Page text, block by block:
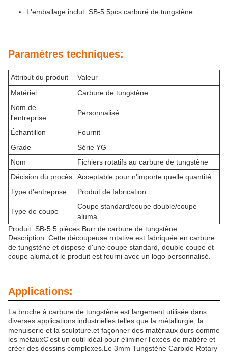
L'emballage inclut: SB-5 5pcs carburé de tungstène
Paramètres techniques:
Attribut du produit
Valeur
Matériel
Carbure de tungstène
Nom de
l'entreprise
Personnalisé
Échantillon
Fournit
Grade
Série YG
Nom
Fichiers rotatifs au carbure de tungstène
Décision du procès
Acceptable pour n'importe quelle quantité
Type d'entreprise
Produit de fabrication
Type de coupe
Coupe standard/coupe double/coupe
aluma
Produit: SB-5 5 pièces Burr de carbure de tungstène
Description: Cette découpeuse rotative est fabriquée en carbure
de tungstène et dispose d'une coupe standard, double coupe et
coupe aluma.et le produit est fourni avec un logo personnalisé.
Applications:
La broche à carbure de tungstène est largement utilisée dans
diverses applications industrielles telles que la métallurgie, la
menuiserie et la sculpture.et façonner des matériaux durs comme
les métauxC'est un outil idéal pour éliminer l'excès de matière et
créer des dessins complexes.Le 3mm Tungstène Carbide Rotary